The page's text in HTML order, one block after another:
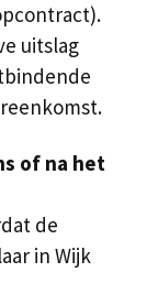
uitslag
of na het
de
in Wijk